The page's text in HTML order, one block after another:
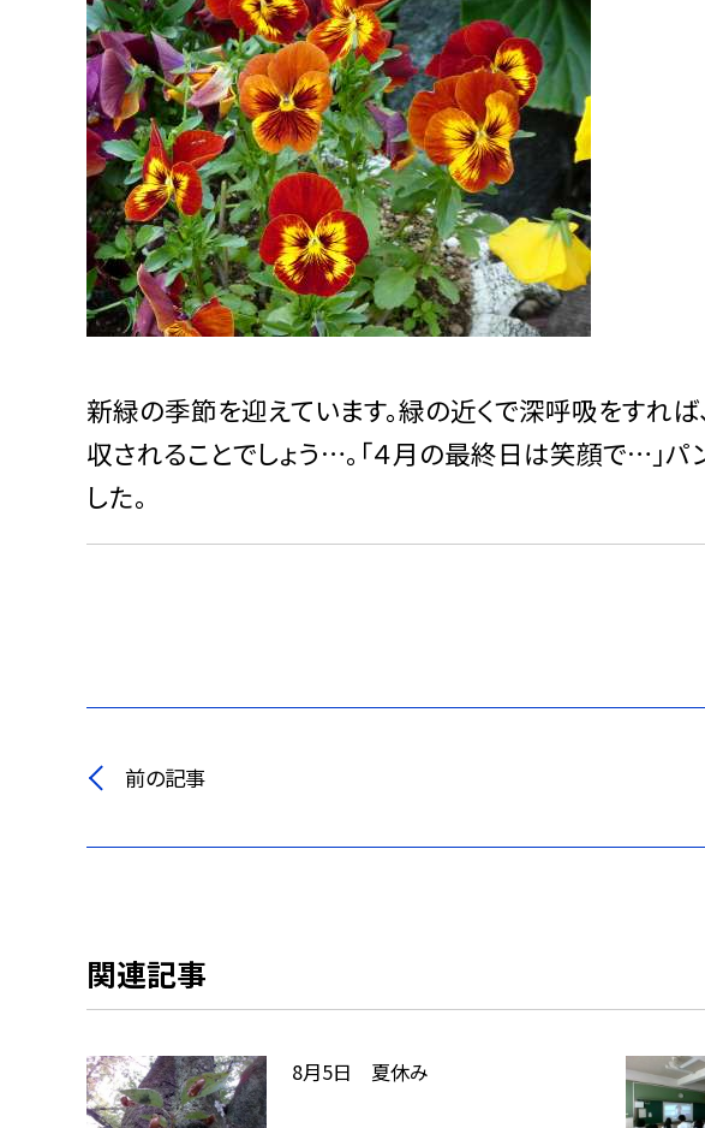
新緑の季節を迎えています。緑の近くで深呼吸をすれ
収されることでしょう…。「４月の最終日は笑顔で…」
した。
前の記事
関連記事
8月5日 夏休み